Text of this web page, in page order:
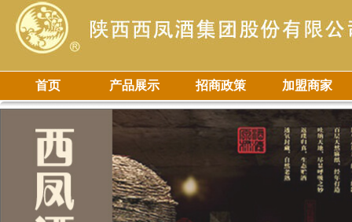
首页 产品展示 招商政策 加盟商家